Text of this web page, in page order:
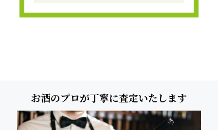
お酒のプロが丁寧に査定いたします